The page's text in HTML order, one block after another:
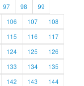
97 98
99
106 107
108
115 116
117
124 125
126
133 134
135
142 143
144